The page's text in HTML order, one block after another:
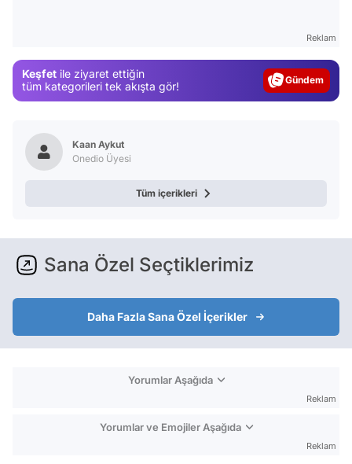
Reklam
Keşfet ile ziyaret ettiğin
tüm kategorileri tek akışta gör!
Magazin
Kaan Aykut
Onedio Üyesi
Tüm içerikleri
Sana Özel Seçtiklerimiz
Daha Fazla Sana Özel İçerikler
Yorumlar Aşağıda
Reklam
Yorumlar ve Emojiler Aşağıda
Reklam